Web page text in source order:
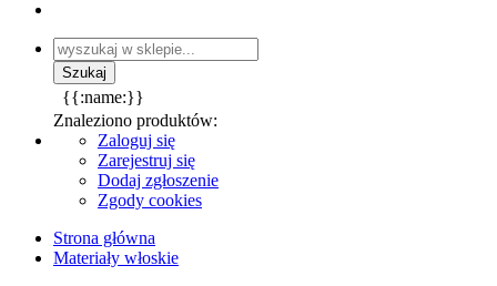
{{:name:}}
Znaleziono produktów:
Zaloguj się
Zarejestruj się
Dodaj zgłoszenie
Zgody cookies
Strona główna
Materiały włoskie